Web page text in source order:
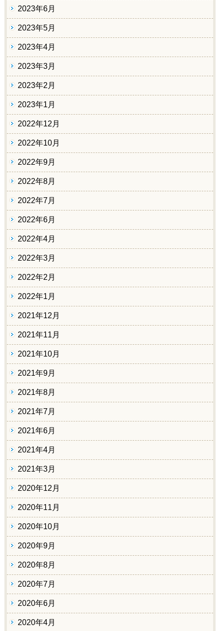
2023年6月
2023年5月
2023年4月
2023年3月
2023年2月
2023年1月
2022年12月
2022年10月
2022年9月
2022年8月
2022年7月
2022年6月
2022年4月
2022年3月
2022年2月
2022年1月
2021年12月
2021年11月
2021年10月
2021年9月
2021年8月
2021年7月
2021年6月
2021年4月
2021年3月
2020年12月
2020年11月
2020年10月
2020年9月
2020年8月
2020年7月
2020年6月
2020年4月